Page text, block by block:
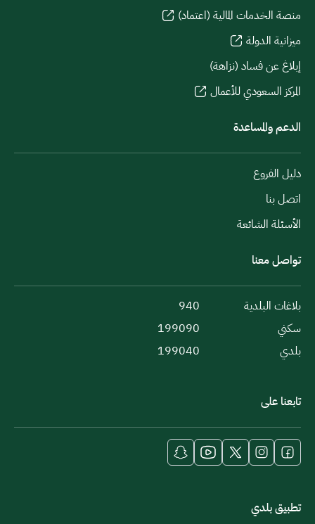
منصة الخدمات المالية (اعتماد)
ميزانية الدولة
إبلاغ عن فساد (نزاهة)
المركز السعودي للأعمال
الدعم والمساعدة
دليل الفروع
اتصل بنا
الأسئلة الشائعة
تواصل معنا
بلاغات البلدية
940
سكني
199090
بلدي
199040
تابعنا على
تطبيق بلدي